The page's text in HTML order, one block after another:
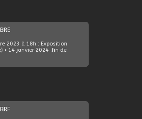
2023 à 18h : Exposition
• 14 janvier 2024 :fin de